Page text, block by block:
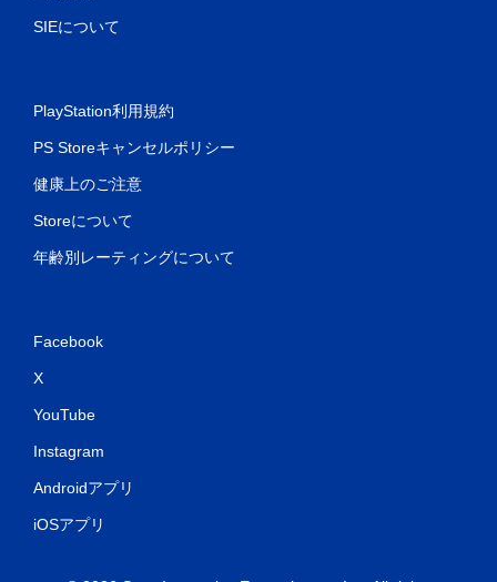
SIEについて
PlayStation利用規約
PS Storeキャンセルポリシー
健康上のご注意
Storeについて
年齢別レーティングについて
Facebook
X
YouTube
Instagram
Androidアプリ
iOSアプリ